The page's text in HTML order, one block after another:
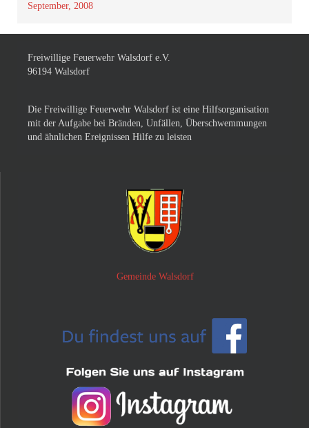
September, 2008
Freiwillige Feuerwehr Walsdorf e.V.
96194 Walsdorf
Die Freiwillige Feuerwehr Walsdorf ist eine Hilfsorganisation
mit der Aufgabe bei Bränden, Unfällen, Überschwemmungen
und ähnlichen Ereignissen Hilfe zu leisten
Gemeinde Walsdorf